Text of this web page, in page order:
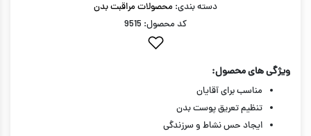
دسته بندی: محصولات مراقبت بدن
کد محصول: 9515
ویژگی های محصول:
مناسب برای آقایان
تنظیم تعریق پوست بدن
ایجاد حس نشاط و سرزندگی